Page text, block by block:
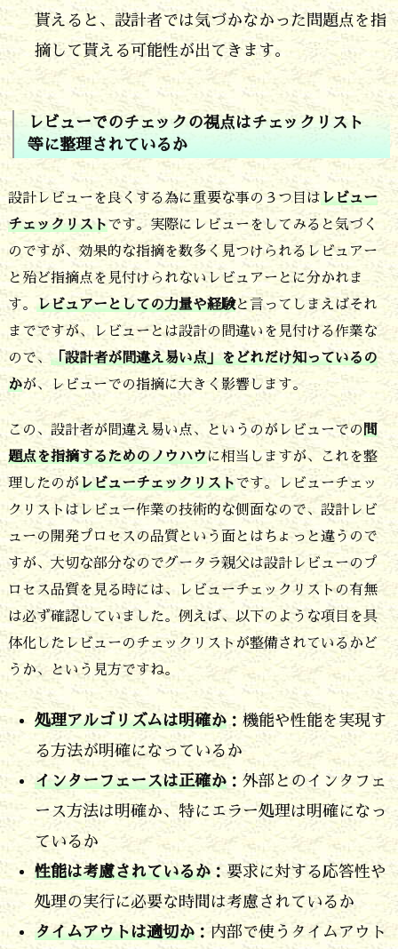
ー
の
指
摘
事
項
を
記
録
し
ラ
ッ
キ
ン
グ
す
る
方
法
は
決
っ
て
い
る
か
6.
レ
ビ
貰えると、設計者では気づかなかった問題点を指
摘して貰える可能性が出てきます。
レビューでのチェックの視点はチェックリスト
等に整理されているか
設計レビューを良くする為に重要な事の３つ目はレビュー
チェックリストです。実際にレビューをしてみると気づく
のですが、効果的な指摘を数多く見つけられるレビュアー
と殆ど指摘点を見付けられないレビュアーとに分かれま
す。 レビュアーとしての力量や経験と言ってしまえばそれ
までですが、レビューとは設計の間違いを見付ける作業な
ので、「設計者が間違え易い点」をどれだけ知っているの
かが、レビューでの指摘に大きく影響します。
この、設計者が間違え易い点、というのがレビューでの問
題点を指摘するためのノウハウに相当しますが、これを整
理したのがレビューチェックリストです。レビューチェッ
クリストはレビュー作業の技術的な側面なので、設計レビ
ューの開発プロセスの品質という面とはちょっと違うので
すが、大切な部分なのでグータラ親父は設計レビューのプ
ロセス品質を見る時には、レビューチェックリストの有無
は必ず確認していました。例えば、以下のような項目を具
体化したレビューのチェックリストが整備されているかど
うか、という見方ですね。
処理アルゴリズムは明確か：機能や性能を実現す
る方法が明確になっているか
インターフェースは正確か：外部とのインタフェ
ース方法は明確か、特にエラー処理は明確になっ
ているか
性能は考慮されているか：要求に対する応答性や
処理の実行に必要な時間は考慮されているか
タイムアウトは適切か ：内部で使うタイムアウト